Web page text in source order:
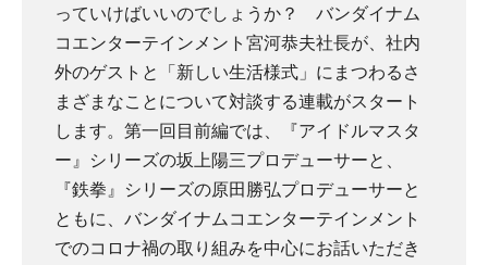
っていけばいいのでしょうか？ バンダイナム
コエンターテインメント宮河恭夫社長が、社内
外のゲストと「新しい生活様式」にまつわるさ
まざまなことについて対談する連載がスタート
します。第一回目前編では、『アイドルマスタ
ー』シリーズの坂上陽三プロデューサーと、
『鉄拳』シリーズの原田勝弘プロデューサーと
ともに、バンダイナムコエンターテインメント
でのコロナ禍の取り組みを中心にお話いただき